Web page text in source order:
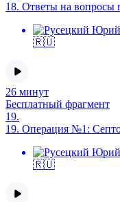
18. Ответы на вопросы
🇷🇺
26 минут
Бесплатный фрагмент
19.
19. Операция №1:
🇷🇺